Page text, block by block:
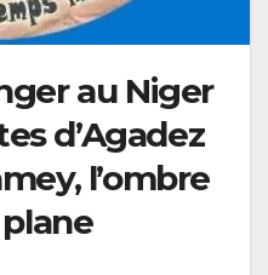
au Niger
d’Agadez
l’ombre